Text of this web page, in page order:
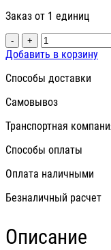
Заказ от 1 единиц
- +
Добавить в корзину
Способы доставки
Самовывоз
Транспортная
Способы оплаты
Оплата наличными
Безналичный расчет
Описание